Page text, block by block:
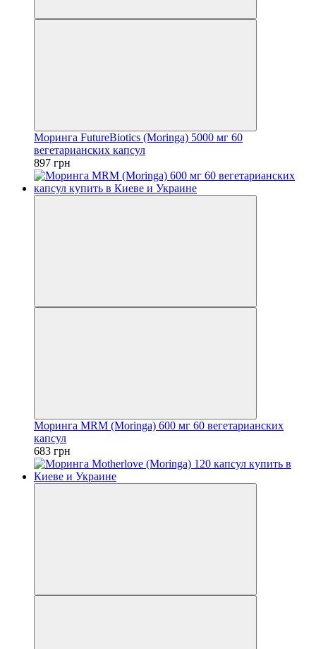
Моринга FutureBiotics (Moringa) 5000 мг 60
вегетарианских капсул
897 грн
Моринга MRM (Moringa) 600 мг 60 вегетарианских
капсул
683 грн